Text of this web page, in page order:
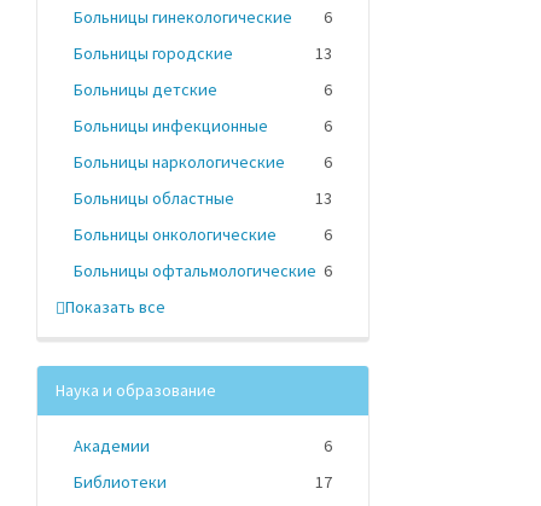
Больницы гинекологические
6
Больницы городские
13
Больницы детские
6
Больницы инфекционные
6
Больницы наркологические
6
Больницы областные
13
Больницы онкологические
6
Больницы офтальмологические 6
Показать все
Наука и образование
Академии
6
Библиотеки
17